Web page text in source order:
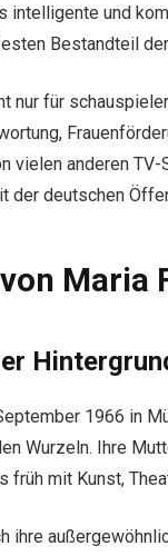
intelligente und
Bestandteil
nur für
anderen TV-
der deutschen
Maria
1966 in
Wurzeln. Ihre
früh mit Kunst,
ihre